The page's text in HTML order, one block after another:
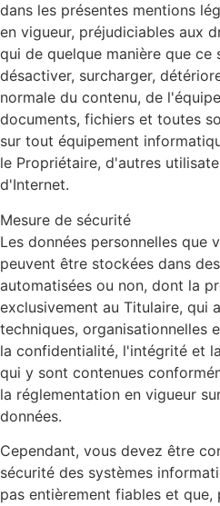
dans les présentes mentions
en vigueur, préjudiciables aux
qui de quelque manière que ce
désactiver, surcharger,
normale du contenu, de
documents, fichiers et toutes
sur tout équipement
le Propriétaire, d'autres
d'Internet.
Mesure de sécurité
Les données personnelles que
peuvent être stockées dans
automatisées ou non, dont la
exclusivement au Titulaire, qui
techniques, organisationnelles
la confidentialité, l'intégrité et
qui y sont contenues
la réglementation en vigueur
données.
Cependant, vous devez être
sécurité des systèmes
pas entièrement fiables et que,